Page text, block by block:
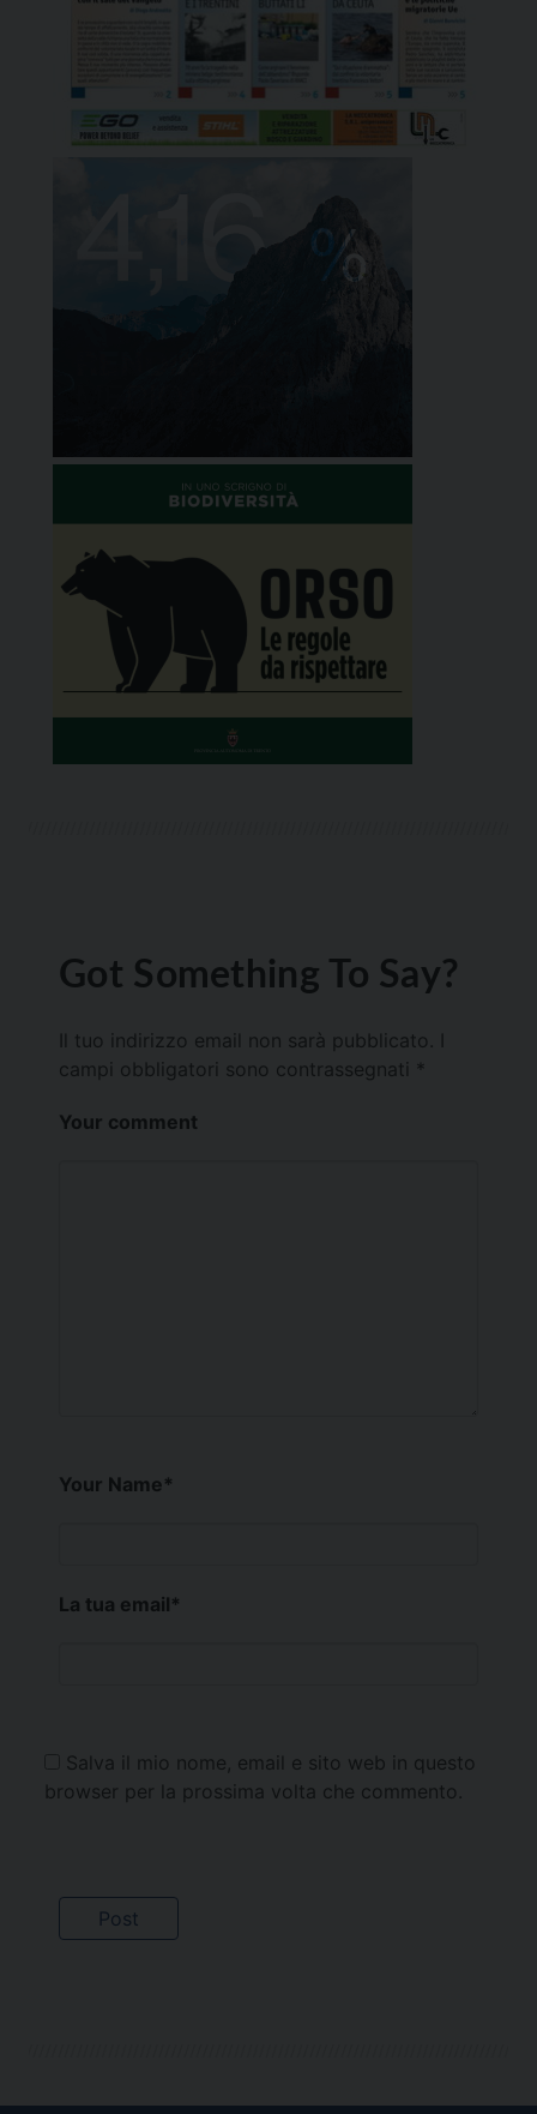
Got Something To Say?
Il tuo indirizzo email non sarà pubblicato.
campi obbligatori sono contrassegnati *
Your comment
Your Name*
La tua email*
Salva il mio nome, email e sito web in questo
browser per la prossima volta che commento.